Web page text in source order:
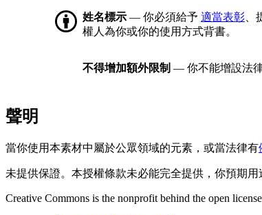
姓名標示 — 你必須給予 適當表彰
權人為你或你的使用方式背書。
不得增加額外限制 — 你不能增設法
聲明
當你使用本素材中屬於公眾領域的元素，或當法律有
未提供保證。本授權條款未必能完全提供，你預期用
Creative Commons is the nonprofit behind the open